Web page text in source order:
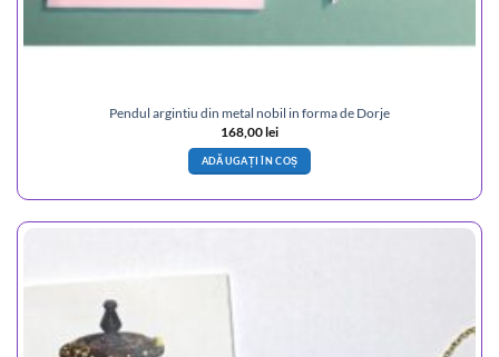
Pendul argintiu din metal nobil in forma de Dorje
168,00lei
ADĂUGAȚI ÎN COȘ